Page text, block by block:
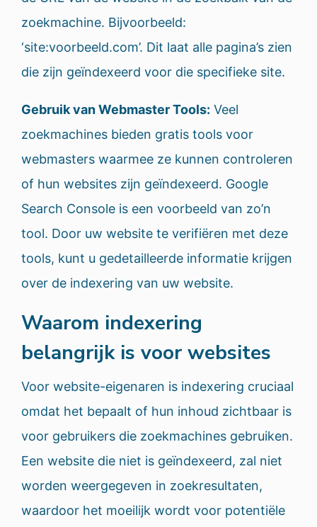
zoekmachine. Bijvoorbeeld:
‘site:voorbeeld.com’. Dit laat alle pagina’s zien
die zijn geïndexeerd voor die specifieke site.
Gebruik van Webmaster Tools: Veel
zoekmachines bieden gratis tools voor
webmasters waarmee ze kunnen controleren
of hun websites zijn geïndexeerd. Google
Search Console is een voorbeeld van zo’n
tool. Door uw website te verifiëren met deze
tools, kunt u gedetailleerde informatie krijgen
over de indexering van uw website.
Waarom indexering
belangrijk is voor websites
Voor website-eigenaren is indexering cruciaal
omdat het bepaalt of hun inhoud zichtbaar is
voor gebruikers die zoekmachines gebruiken.
Een website die niet is geïndexeerd, zal niet
worden weergegeven in zoekresultaten,
waardoor het moeilijk wordt voor potentiële